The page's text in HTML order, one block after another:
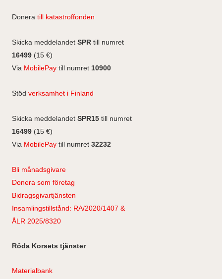
b
o
k
t
g
r
a
e
I
Donera till katastroffonden
Skicka meddelandet SPR till numret
16499 (15 €)
Via MobilePay till numret 10900
Stöd verksamhet i Finland
Skicka meddelandet SPR15 till numret
16499 (15 €)
Via MobilePay till numret 32232
Bli månadsgivare
Donera som företag
Bidragsgivartjänsten
Insamlingstillstånd: RA/2020/1407 &
ÅLR 2025/8320
Röda Korsets tjänster
Materialbank